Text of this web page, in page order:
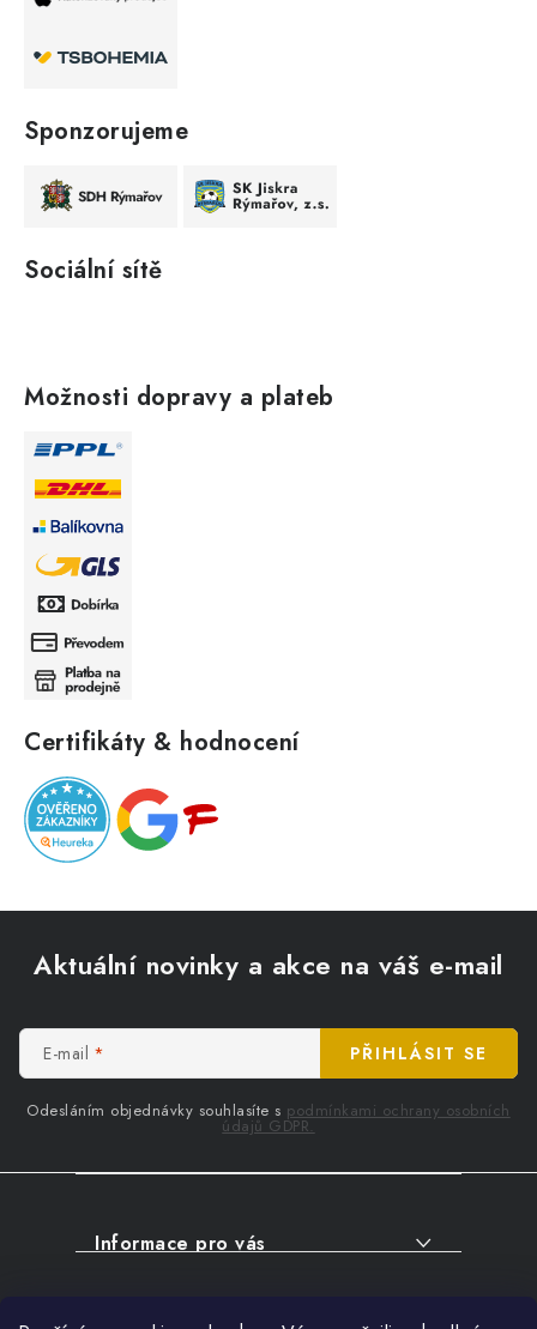
Sponzorujeme
Sociální sítě
Možnosti dopravy a plateb
Certifikáty & hodnocení
Aktuální novinky a akce na váš e-mail
E-mail
Odesláním objednávky souhlasíte s podmínkami ochrany osobních
údajů GDPR.
PŘIHLÁSIT SE
Informace pro vás
Facebook